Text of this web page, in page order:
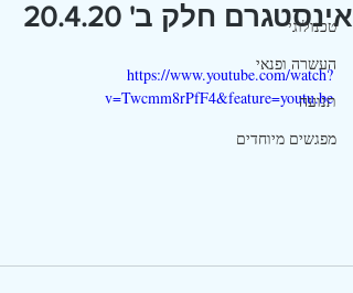
טכנולוגי
העשרה ופנאי
תנועה
מפגשים מיוחדים
אינסטגרם חלק ב' 20.4.20
https://www.youtube.com/watch?
v=Twcmm8rPfF4&feature=youtu.be